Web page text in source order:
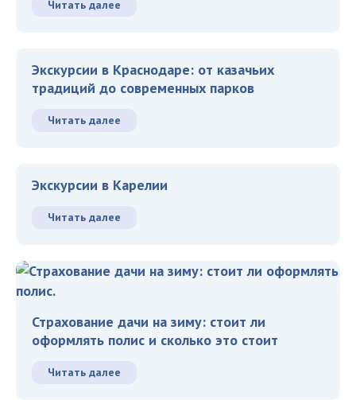
Читать далее
Экскурсии в Краснодаре: от казачьих
традиций до современных парков
Читать далее
Экскурсии в Карелии
Читать далее
Страхование дачи на зиму: стоит ли
оформлять полис и сколько это стоит
Читать далее